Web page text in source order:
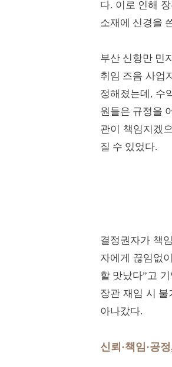
다. 이로 인해
소재에 신경을
부산 신항만 민
취임 즈음 사업
정해졌는데, 수
원들은 규정을
관이 책임지겠
질 수 있었다.
결정권자가 책
자에게 끊임없
할 맛났다”고
장관 재임 시
아나갔다.
신뢰·책임·공